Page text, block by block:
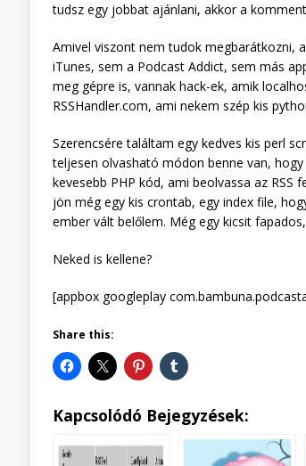
tudsz egy jobbat ajánlani, akkor a
Amivel viszont nem tudok megbarátkozni,
iTunes, sem a Podcast Addict, sem más
meg gépre is, vannak hack-ek, amik
RSSHandler.com, ami nekem szép kis
Szerencsére találtam egy kedves kis perl
teljesen olvasható módon benne van,
kevesebb PHP kód, ami beolvassa az RSS
jön még egy kis crontab, egy index file,
ember vált belőlem. Még egy kicsit
Neked is kellene?
[appbox googleplay
Share this:
Kapcsolódó Bejegyzések: